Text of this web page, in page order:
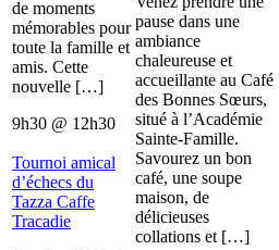
de moments
mémorables pour
toute la famille et
amis. Cette
nouvelle […]
9h30 @ 12h30
Tournoi amical
d’échecs du
Tazza Caffe
Tracadie
pause dans une
ambiance
chaleureuse et
accueillante au Café
des Bonnes Sœurs,
situé à l’Académie
Sainte-Famille.
Savourez un bon
café, une soupe
maison, de
délicieuses
collations et […]